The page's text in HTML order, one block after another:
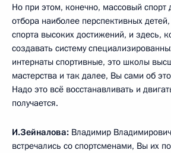
Но при этом, конечно, массовый спорт
отбора наиболее перспективных
спорта высоких достижений, и здесь,
создавать систему
интернаты спортивные, это школы
мастерства и так далее, Вы сами об
Надо это всё восстанавливать и
получается.
И.Зейналова: Владимир
встречались со спортсменами, Вы их